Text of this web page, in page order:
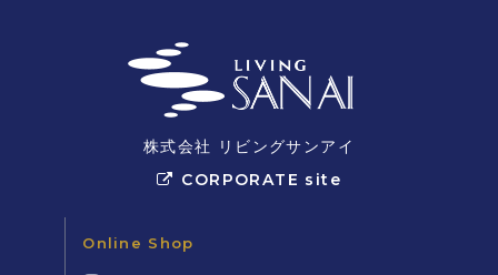
株式会社 リビングサンアイ
CORPORATE site
Online Shop